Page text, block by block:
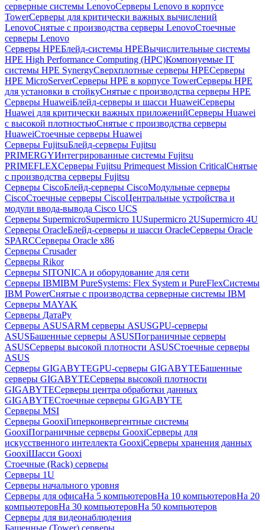
серверные системы LenovoСерверы Lenovo в корпусе
TowerСерверы для критически важных вычислений
LenovoСнятые с производства серверы LenovoСтоечные
серверы Lenovo
Серверы HPEБлейд-системы HPEВычислительные системы
HPE High Performance Computing (HPC)Компонуемые IT
системы HPE SynergyСверхплотные серверы HPEСерверы
HPE MicroServerСерверы HPE в корпусе TowerСерверы HPE
для установки в стойкуСнятые с производства серверы HPE
Серверы HuaweiБлейд-серверы и шасси HuaweiСерверы
Huawei для критически важных приложенийСерверы Huawei
с высокой плотностьюСнятые с производства серверы
HuaweiСтоечные серверы Huawei
Серверы FujitsuБлейд-серверы Fujitsu
PRIMERGYИнтегрированные системы Fujitsu
PRIMEFLEXСерверы Fujitsu Primequest Mission CriticalСнятые
с производства серверы Fujitsu
Серверы CiscoБлейд-серверы CiscoМодульные серверы
CiscoСтоечные серверы CiscoЦентральные устройства и
модули ввода-вывода Cisco UCS
Серверы SupermicroSupermicro 1USupermicro 2USupermicro 4U
Серверы OracleБлейд-серверы и шасси OracleСерверы Oracle
SPARCСерверы Oracle x86
Серверы Crusader
Серверы Rikor
Серверы SITONICA и оборудование для сети
Серверы IBMIBM PureSystems: Flex System и PureFlexСистемы
IBM PowerСнятые с производства серверные системы IBM
Серверы MAYAK
Серверы ДатаРу
Серверы ASUSARM серверы ASUSGPU-серверы
ASUSБашенные серверы ASUSПограничные серверы
ASUSСерверы высокой плотности ASUSСтоечные серверы
ASUS
Серверы GIGABYTEGPU-серверы GIGABYTEБашенные
серверы GIGABYTEСерверы высокой плотности
GIGABYTEСерверы центра обработки данных
GIGABYTEСтоечные серверы GIGABYTE
Серверы MSI
Серверы GooxiГиперконвергентные системы
GooxiПограничные серверы GooxiСерверы для
искусственного интеллекта GooxiСерверы хранения данных
GooxiШасси Gooxi
Стоечные (Rack) серверы
Серверы 1U
Серверы начального уровня
Серверы для офисаНа 5 компьютеровНа 10 компьютеровНа 20
компьютеровНа 30 компьютеровНа 50 компьютеров
Серверы для видеонаблюдения
Башенные (Tower) серверы